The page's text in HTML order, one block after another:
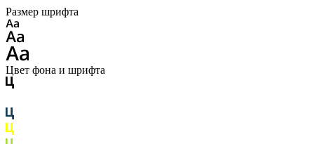
Размер шрифта
Цвет фона и шрифта